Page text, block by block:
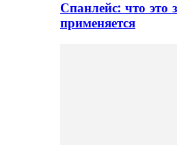
Спанлейс: что это
применяется